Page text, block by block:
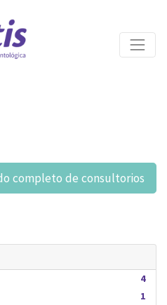
completo de consultorios
4
1